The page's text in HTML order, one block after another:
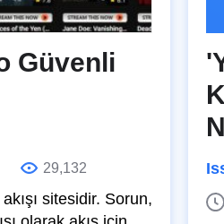
Güvenli
29,132
sitesidir. Sorun,